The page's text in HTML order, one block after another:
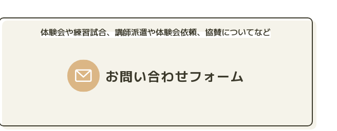
体験会や練習試合、講師派遣や体験会依頼、協賛についてなど
お問い合わせフォーム